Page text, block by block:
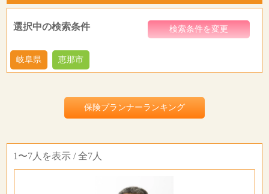
選択中の検索条件 検索条件を変更
岐阜県 恵那市
保険プランナーランキング
1〜7人を表示 / 全7人